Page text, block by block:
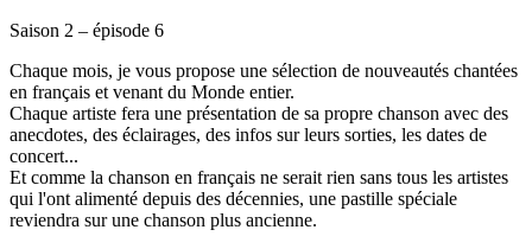
Saison 2 – épisode 6
Chaque mois, je vous propose une sélection de nouveautés chantées
en français et venant du Monde entier.
Chaque artiste fera une présentation de sa propre chanson avec des
anecdotes, des éclairages, des infos sur leurs sorties, les dates de
concert...
Et comme la chanson en français ne serait rien sans tous les artistes
qui l'ont alimenté depuis des décennies, une pastille spéciale
reviendra sur une chanson plus ancienne.